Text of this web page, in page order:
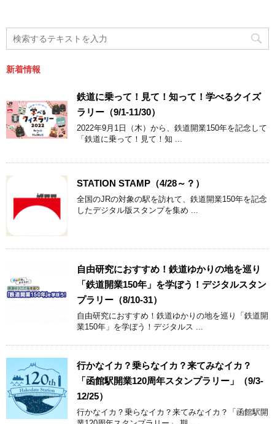
新着情報
鉄道に乗って！見て！知って！学べるクイズ
ラリー（9/1-11/30）
2022年9月1日（木）から、鉄道開業150年を記念して
「鉄道に乗って！見て！知 ...
STATION STAMP（4/28～？）
全国のJRの対象の駅を訪れて、鉄道開業150年を記念
したデジタル版スタンプを集め ...
自由研究におすすめ！鉄道ゆかりの地を巡り
「鉄道開業150年」を学ぼう！デジタルスタン
プラリー（8/10-31）
自由研究におすすめ！鉄道ゆかりの地を巡り「鉄道開
業150年」を学ぼう！デジタルス ...
行かなイカ？乗らなイカ？来てみなイカ？
「函館駅開業120周年スタンプラリー」（9/3-
12/25）
行かなイカ？乗らなイカ？来てみなイカ？「函館駅開